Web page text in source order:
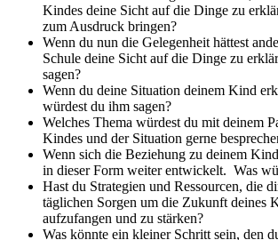
Kindes deine Sicht auf die Dinge zu
zum Ausdruck bringen?
Wenn du nun die Gelegenheit hättest
Schule deine Sicht auf die Dinge zu
sagen?
Wenn du deine Situation deinem Kind
würdest du ihm sagen?
Welches Thema würdest du mit deinem
Kindes und der Situation gerne
Wenn sich die Beziehung zu deinem
in dieser Form weiter entwickelt. Was
Hast du Strategien und Ressourcen, die
täglichen Sorgen um die Zukunft deines
aufzufangen und zu stärken?
Was könnte ein kleiner Schritt sein, den